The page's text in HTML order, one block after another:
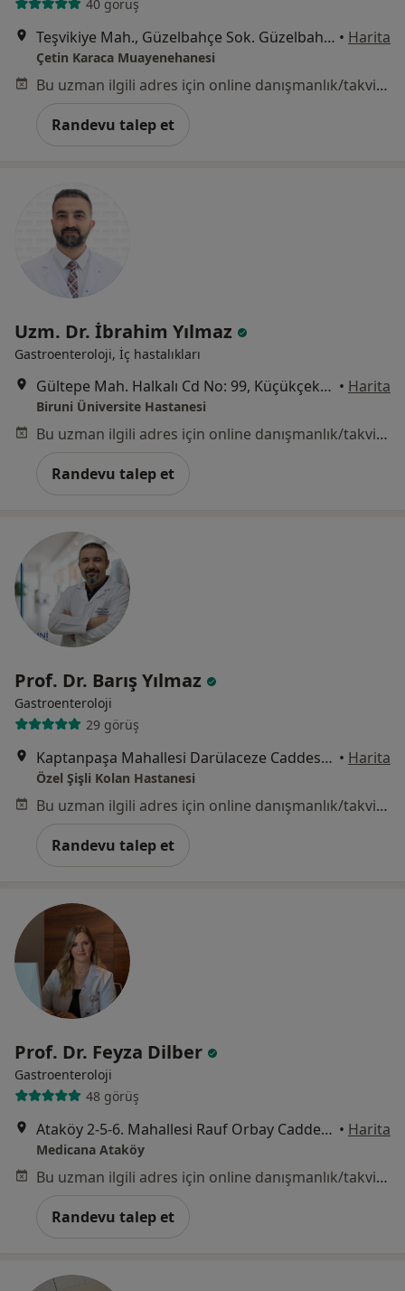
40 görüş
Teşvikiye Mah., Güzelbahçe Sok. Güzelbahçe Apt, No:29, Kat:1, İstanbul • Harita
Çetin Karaca Muayenehanesi
Bu uzman ilgili adres için online danışmanlık/takvim sunmuyor.
Randevu talep et
Uzm. Dr. İbrahim Yılmaz
Gastroenteroloji, İç hastalıkları
Gültepe Mah. Halkalı Cd No: 99, Küçükçekmece • Harita
Biruni Üniversite Hastanesi
Bu uzman ilgili adres için online danışmanlık/takvim sunmuyor.
Randevu talep et
Prof. Dr. Barış Yılmaz
Gastroenteroloji
29 görüş
Kaptanpaşa Mahallesi Darülaceze Caddesi No:14 Okmeydanı, Şişli • Harita
Özel Şişli Kolan Hastanesi
Bu uzman ilgili adres için online danışmanlık/takvim sunmuyor.
Randevu talep et
Prof. Dr. Feyza Dilber
Gastroenteroloji
48 görüş
Ataköy 2-5-6. Mahallesi Rauf Orbay Caddesi No:2/1Z, Bakırköy • Harita
Medicana Ataköy
Bu uzman ilgili adres için online danışmanlık/takvim sunmuyor.
Randevu talep et